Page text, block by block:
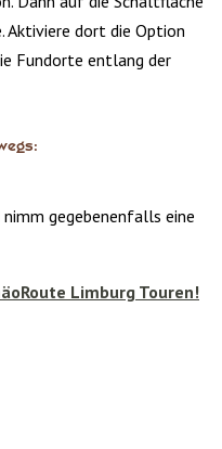
Aktiviere dort die Option
Fundorte entlang der
gegebenenfalls eine
Limburg Touren!